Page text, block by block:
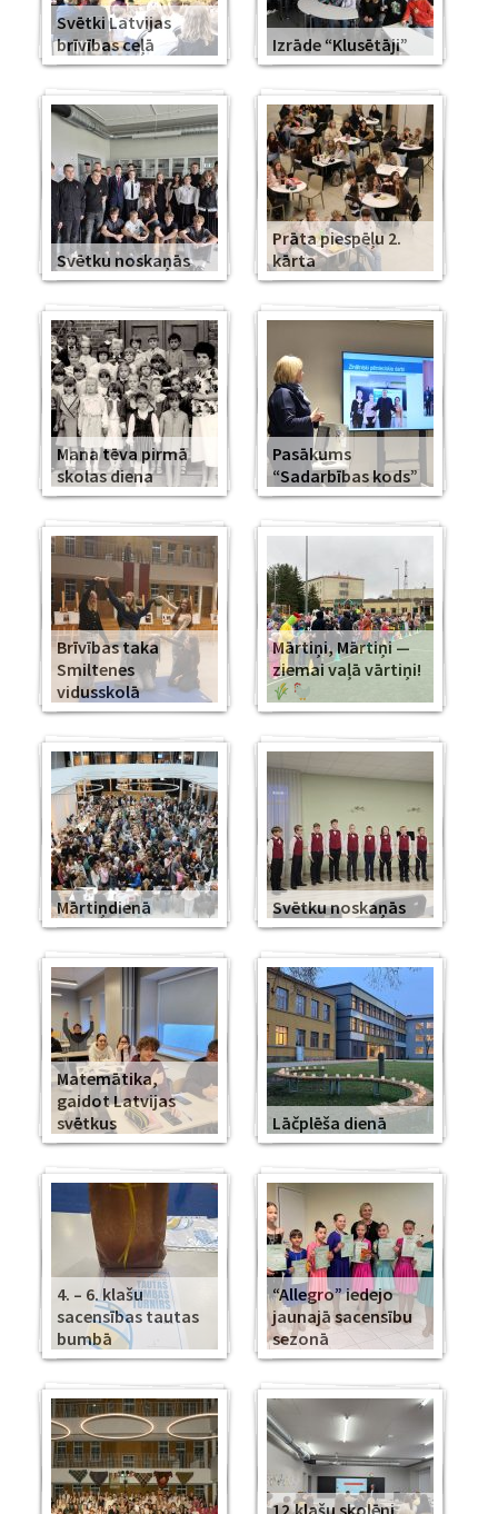
Svētki Latvijas
brīvības ceļā
Izrāde “Klusētāji”
Svētku noskaņās
Prāta piespēļu 2.
kārta
Mana tēva pirmā
skolas diena
Pasākums
“Sadarbības kods”
Brīvības taka
Smiltenes
vidusskolā
Mārtiņi, Mārtiņi —
ziemai vaļā vārtiņi!
Mārtiņdienā Svētku noskaņās
Matemātika,
gaidot Latvijas
svētkus
Lāčplēša dienā
4. – 6. klašu
sacensības tautas
bumbā
“Allegro” iedejo
jaunajā sacensību
sezonā
12.klašu skolēni